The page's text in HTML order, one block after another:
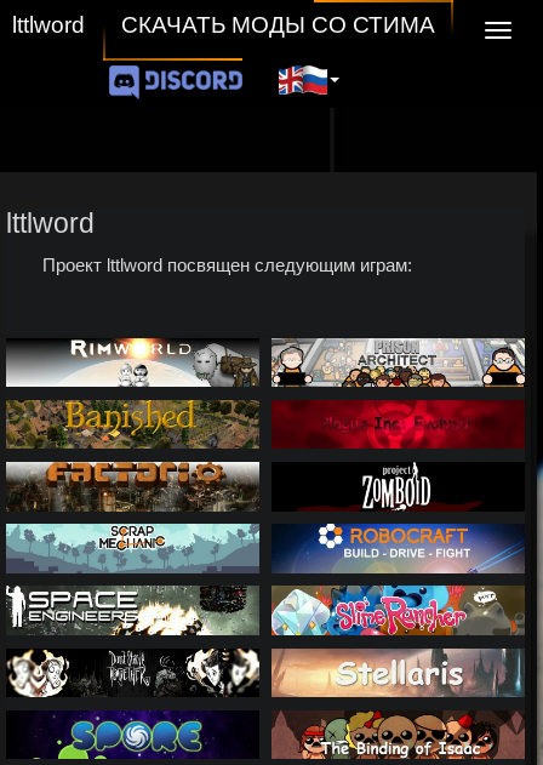
lttlword СКАЧАТЬ МОДЫ СО СТИМА
lttlword
Проект lttlword посвящен следующим играм: